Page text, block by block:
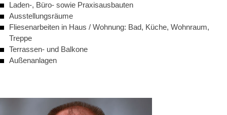
Laden-, Büro- sowie Praxisausbauten
Ausstellungsräume
Fliesenarbeiten in Haus / Wohnung: Bad, Küche, Wohnraum,
Treppe
Terrassen- und Balkone
Außenanlagen